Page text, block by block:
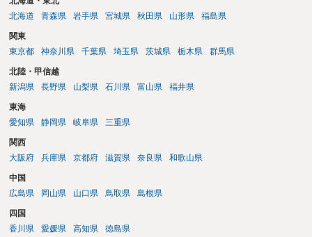
北海道
青森県 岩手県 宮城県 秋田県 山形県 福島県
関東
東京都
神奈川県 千葉県 埼玉県 茨城県 栃木県 群馬県
北陸・甲信越
新潟県
長野県 山梨県 石川県 富山県 福井県
東海
愛知県
静岡県 岐阜県 三重県
関西
大阪府
兵庫県 京都府 滋賀県 奈良県 和歌山県
中国
広島県
岡山県 山口県 鳥取県 島根県
四国
香川県
愛媛県 高知県 徳島県